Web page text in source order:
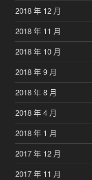
2018 年 12 月
2018 年 11 月
2018 年 10 月
2018 年 9 月
2018 年 8 月
2018 年 4 月
2018 年 1 月
2017 年 12 月
2017 年 11 月